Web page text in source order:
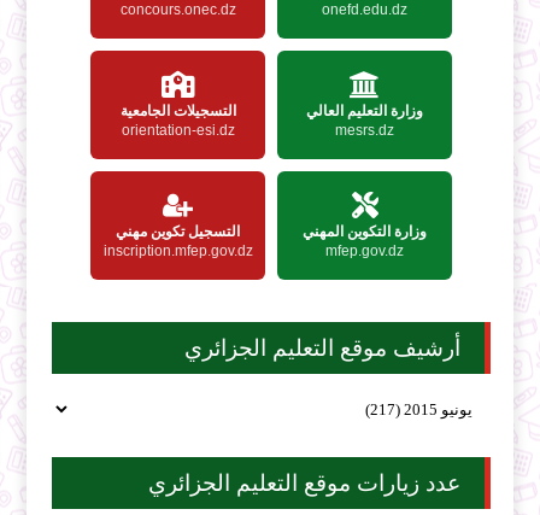
onefd.edu.dz
concours.onec.dz
وزارة التعليم العالي
mesrs.dz
التسجيلات الجامعية
orientation-esi.dz
وزارة التكوين المهني
mfep.gov.dz
التسجيل تكوين مهني
inscription.mfep.gov.dz
أرشيف موقع التعليم الجزائري
عدد زيارات موقع التعليم الجزائري